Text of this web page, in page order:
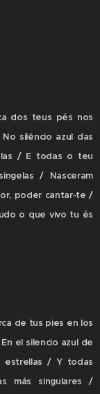
dos teus pés nos
silêncio azul das
/ E todas o teu
/ Nasceram
poder cantar-te /
o que vivo tu és
de tus pies en los
el silencio azul de
estrellas / Y todas
más singulares /